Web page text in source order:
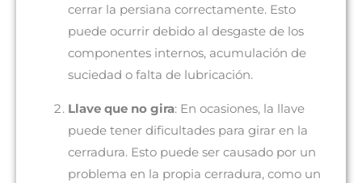
cerrar la persiana correctamente. Esto
puede ocurrir debido al desgaste de los
componentes internos, acumulación de
suciedad o falta de lubricación.
Llave que no gira: En ocasiones, la llave
puede tener dificultades para girar en la
cerradura. Esto puede ser causado por un
problema en la propia cerradura, como un